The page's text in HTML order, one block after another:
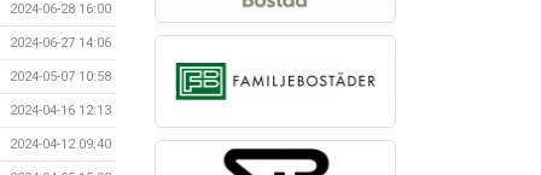
2024-06-28 16:00
2024-06-27 14:06
2024-05-07 10:58
2024-04-16 12:13
2024-04-12 09:40